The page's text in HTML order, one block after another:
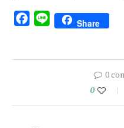
Facebook
Line Share
0
0